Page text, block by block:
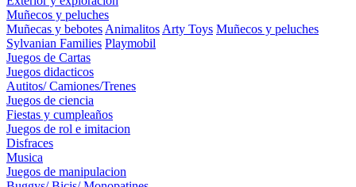
Muñecos y peluches
Muñecas y bebotes Animalitos Arty Toys Muñecos y peluches
Sylvanian Families Playmobil
Juegos de Cartas
Juegos didacticos
Autitos/ Camiones/Trenes
Juegos de ciencia
Fiestas y cumpleaños
Juegos de rol e imitacion
Disfraces
Musica
Juegos de manipulacion